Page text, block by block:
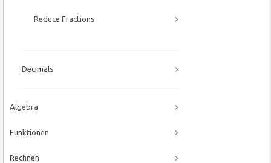
Reduce Fractions
Decimals
Algebra
Funktionen
Rechnen